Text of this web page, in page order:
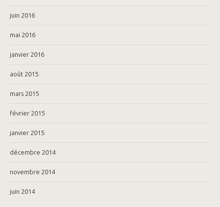
juin 2016
mai 2016
janvier 2016
août 2015
mars 2015
février 2015
janvier 2015
décembre 2014
novembre 2014
juin 2014